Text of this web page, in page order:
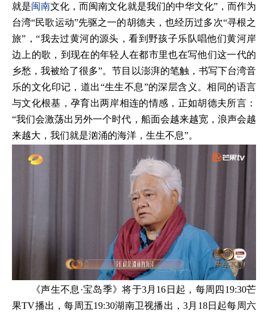
就是闽南文化，而闽南文化就是我们的中华文化”，而作为
台湾“民歌运动”先驱之一的胡德夫，也经历过多次“寻根之
旅”，“我去过黄河的源头，看到野孩子乐队唱他们黄河岸
边上的歌，到现在的年轻人在都市里也在写他们这一代的
乡愁，我被给了很多”。节目以澎湃的笔触，书写下台湾音
乐的文化印记，道出“生生不息”的深层含义。相同的语言
与文化根基，孕育出两岸相连的情感，正如胡德夫所言：
“我们会激荡出另外一个时代，船面会越来越宽，浪声会越
来越大，我们就是汹涌的海洋，生生不息”。
《声生不息·宝岛季》将于3月16日起，每周四19:30芒
果TV播出，每周五19:30湖南卫视播出，3月18日起每周六